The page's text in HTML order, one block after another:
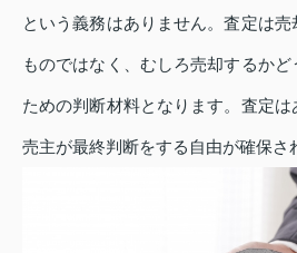
という義務はありません。査定は売
ものではなく、むしろ売却するか
ための判断材料となります。査定は
売主が最終判断をする自由が確保さ